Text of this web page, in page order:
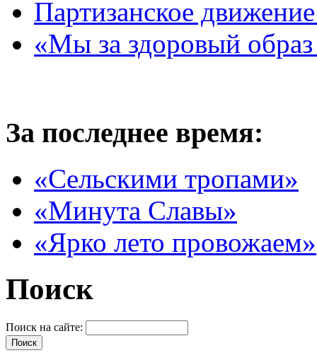
Партизанское
«Мы за здоровый
За последнее время:
«Сельскими тропами»
«Минута Славы»
«Ярко лето провожаем»
Поиск
Поиск на сайте: